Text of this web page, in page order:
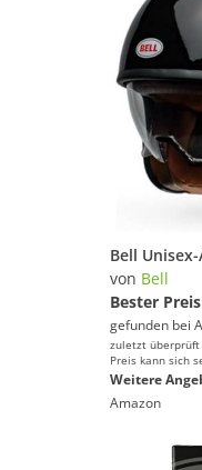
von Bell
Bester Preis
gefunden bei
zuletzt überprüft
Preis kann sich
Weitere
Amazon